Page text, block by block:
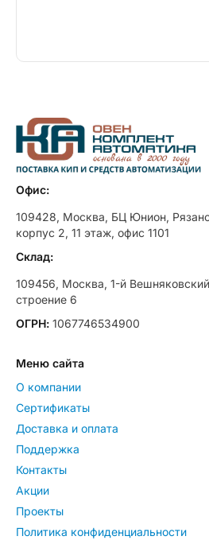
Офис:
109428, Москва, БЦ Юнион,
корпус 2, 11 этаж, офис 1101
Склад:
109456, Москва, 1-й
строение 6
ОГРН: 1067746534900
Меню сайта
О компании
Сертификаты
Доставка и оплата
Поддержка
Контакты
Акции
Проекты
Политика конфиденциальности